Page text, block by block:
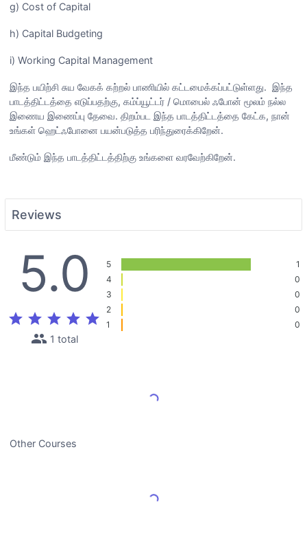
g) Cost of Capital
h) Capital Budgeting
i) Working Capital Management
இந்த பயிற்சி சுய வேகக் கற்றல் பாணியில் கட்டமைக்கப்பட்டுள்ளது. இந்த
பாடத்திட்டத்தை எடுப்பதற்கு, கம்ப்யூட்டர் / மொபைல் ஃபோன் மூலம் நல்ல
இணைய இணைப்பு தேவை. திறம்பட இந்த பாடத்திட்டத்தை கேட்க, நான்
உங்கள் ஹெட்ஃபோனை பயன்படுத்த பரிந்துரைக்கிறேன்.
மீண்டும் இந்த பாடத்திட்டத்திற்கு உங்களை வரவேற்கிறேன்.
Reviews
5.0
star star star star star
people 1 total
5
1
4
0
3
0
2
0
1
0
Load More Reviews
Other Courses